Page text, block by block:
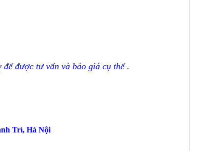
được tư vấn và báo giá cụ thể .
Trì, Hà Nội